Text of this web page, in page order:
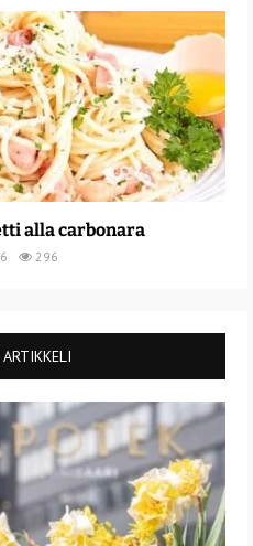
alla carbonara
296